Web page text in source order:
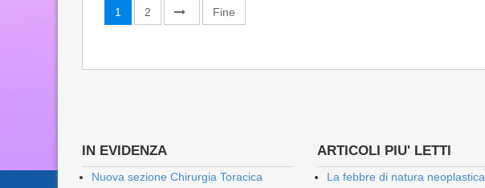
1 2 Fine
IN EVIDENZA
Nuova sezione Chirurgia Toracica
ARTICOLI PIU' LETTI
La febbre di natura neoplastica